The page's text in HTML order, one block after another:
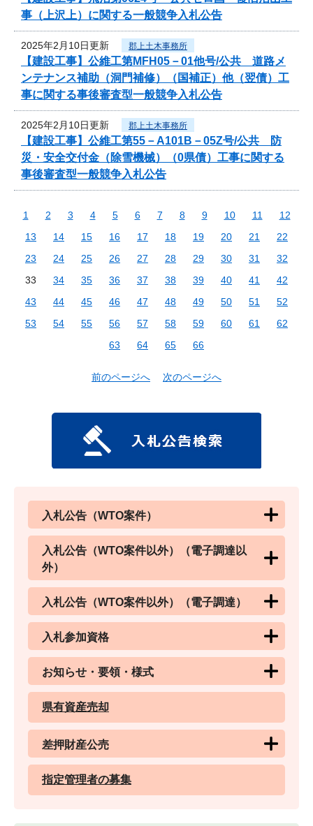
事（上沢上）に関する一般競争入札公告
2025年2月10日更新 郡上土木事務所
【建設工事】公維工第MFH05－01他号/公共 道路メ
ンテナンス補助（洞門補修）（国補正）他（翌債）工
事に関する事後審査型一般競争入札公告
2025年2月10日更新 郡上土木事務所
【建設工事】公維工第55－A101B－05Z号/公共 防
災・安全交付金（除雪機械）（0県債）工事に関する
事後審査型一般競争入札公告
1 2 3 4 5 6 7 8 9 10 11
12
13
14 15 16 17 18 19 20 21
22
23
24 25 26 27 28 29 30 31
32
33
34 35 36 37 38 39 40 41
42
43
44 45 46 47 48 49 50 51
52
53
54 55 56 57 58 59 60 61
62
63
64 65 66
前のページへ 次のページへ
入札公告（WTO案件）
入札公告（WTO案件以外）（電子調達以
外）
入札公告（WTO案件以外）（電子調達）
入札参加資格
お知らせ・要領・様式
県有資産売却
差押財産公売
指定管理者の募集